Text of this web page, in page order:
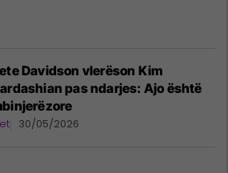
Davidson vlerëson Kim
pas ndarjes: Ajo është
30/05/2026